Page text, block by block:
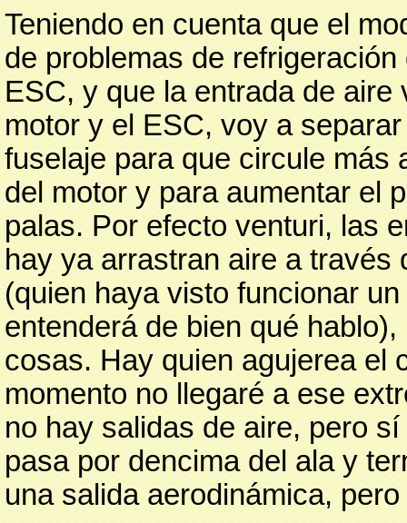
Teniendo en cuenta que el
de problemas de refrigeración
ESC, y que la entrada de aire
motor y el ESC, voy a
fuselaje para que circule más
del motor y para aumentar el
palas. Por efecto venturi, las
hay ya arrastran aire a través
(quien haya visto funcionar
entenderá de bien qué
cosas. Hay quien agujerea el
momento no llegaré a ese
no hay salidas de aire, pero
pasa por dencima del ala y
una salida aerodinámica,